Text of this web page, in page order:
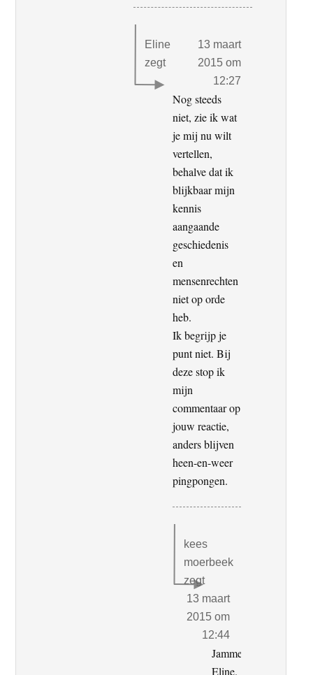
Eline
zegt
13 maart
2015 om
12:27
Nog steeds
niet, zie ik wat
je mij nu wilt
vertellen,
behalve dat ik
blijkbaar mijn
kennis
aangaande
geschiedenis
en
mensenrechten
niet op orde
heb.
Ik begrijp je
punt niet. Bij
deze stop ik
mijn
commentaar op
jouw reactie,
anders blijven
heen-en-weer
pingpongen.
kees
moerbeek
zegt
13 maart
2015 om
12:44
Jammer,
Eline.